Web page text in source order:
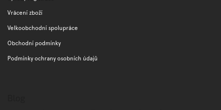
Vrácení zboží
Velkoobchodní spolupráce
Obchodní podmínky
Podmínky ochrany osobních údajů